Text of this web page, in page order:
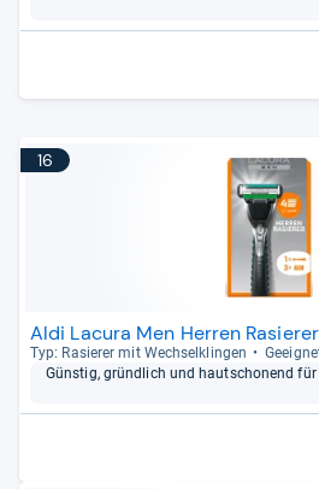
16
Aldi Lacura Men Herren
Typ: Rasie­rer mit Wech­sel­klin­gen
Güns­tig, gründ­lich und haut­scho­nend